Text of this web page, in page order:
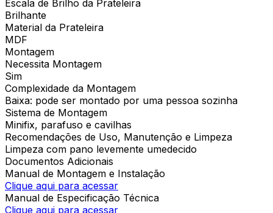
Escala de Brilho da Prateleira
Brilhante
Material da Prateleira
MDF
Montagem
Necessita Montagem
Sim
Complexidade da Montagem
Baixa: pode ser montado por uma pessoa sozinha
Sistema de Montagem
Minifix, parafuso e cavilhas
Recomendações de Uso, Manutenção e Limpeza
Limpeza com pano levemente umedecido
Documentos Adicionais
Manual de Montagem e Instalação
Clique aqui para acessar
Manual de Especificação Técnica
Clique aqui para acessar